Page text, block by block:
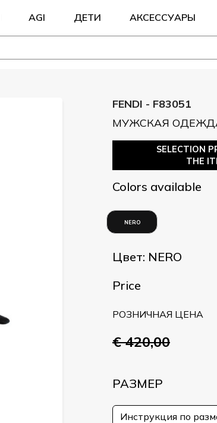
AGI ДЕТИ АКСЕССУАРЫ
FENDI - F83051
МУЖСКАЯ
SELECTION
THE
Colors available
NERO
Цвет: NERO
Price
РОЗНИЧНАЯ ЦЕНА
€ 420,00
РАЗМЕР
Инструкция по